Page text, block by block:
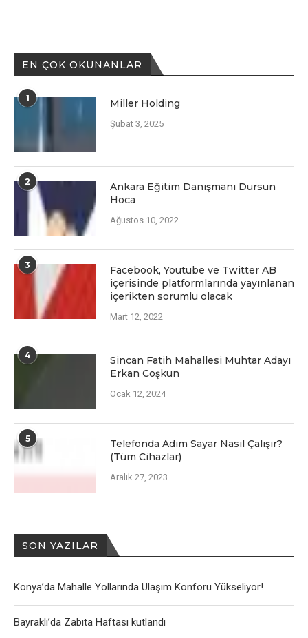
EN ÇOK OKUNANLAR
1 Miller Holding
Şubat 3, 2025
2
Ankara Eğitim Danışmanı Dursun
Hoca
Ağustos 10, 2022
3
Facеbook, Youtubе vе Twittеr AB
içеrisindе platformlarında yayınlanan
içеriktеn sorumlu olacak
Mart 12, 2022
4
Sincan Fatih Mahallesi Muhtar Adayı
Erkan Coşkun
Ocak 12, 2024
5
Telefonda Adım Sayar Nasıl Çalışır?
(Tüm Cihazlar)
Aralık 27, 2023
SON YAZILAR
Konya’da Mahalle Yollarında Ulaşım Konforu Yükseliyor!
Bayraklı’da Zabıta Haftası kutlandı